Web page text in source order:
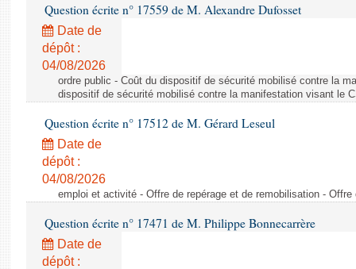
Question écrite n° 17559 de M. Alexandre Dufosset
Date de
dépôt :
04/08/2026
ordre public - Coût du dispositif de sécurité mobilisé contre la
dispositif de sécurité mobilisé contre la manifestation visant le
Question écrite n° 17512 de M. Gérard Leseul
Date de
dépôt :
04/08/2026
emploi et activité - Offre de repérage et de remobilisation -
Question écrite n° 17471 de M. Philippe Bonnecarrère
Date de
dépôt :